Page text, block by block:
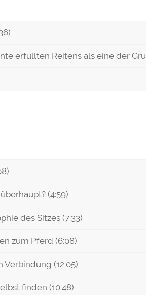
erfüllten Reitens als eine der
(4:59)
des Sitzes (7:33)
zum Pferd (6:08)
Verbindung (12:05)
finden (10:48)